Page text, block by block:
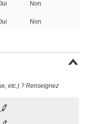
Non
Non
etc.) ? Renseignez